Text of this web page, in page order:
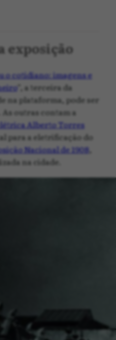
exposição
o cotidiano: imagens e
”, a terceira da
na plataforma, pode ser
outras contam a
Alberto Torres
para a eletrificação do
Nacional de 1908,
na cidade.